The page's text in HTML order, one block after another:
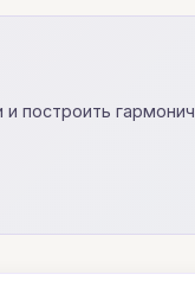
построить